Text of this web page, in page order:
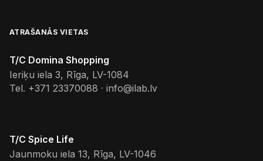
ATRAŠANĀS VIETAS
T/C Domina Shopping
Ieriķu iela 3, Rīga, LV-1084
Tel. +371 23370088 · info@ilab.lv
T/C Spice Life
Jaunmoku iela 13, Rīga, LV-1046